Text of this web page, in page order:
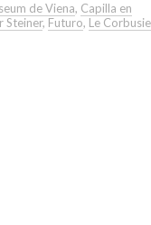
de Viena, Capilla en
Steiner, Futuro, Le